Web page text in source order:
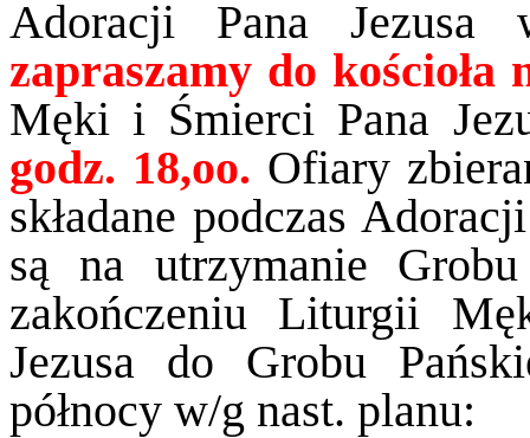
Adoracji Pana
zapraszamy do
Męki i Śmierci Pana
godz. 18,oo. Ofiary
składane podczas
są na utrzymanie
zakończeniu Liturgii
Jezusa do Grobu
północy w/g nast. planu: